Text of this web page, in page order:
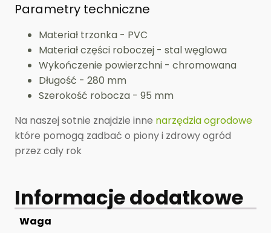
Parametry techniczne
Materiał trzonka - PVC
Materiał części roboczej - stal węglowa
Wykończenie powierzchni - chromowana
Długość - 280 mm
Szerokość robocza - 95 mm
Na naszej sotnie znajdzie inne narzędzia ogrodowe
które pomogą zadbać o piony i zdrowy ogród
przez cały rok
Informacje dodatkowe
Waga